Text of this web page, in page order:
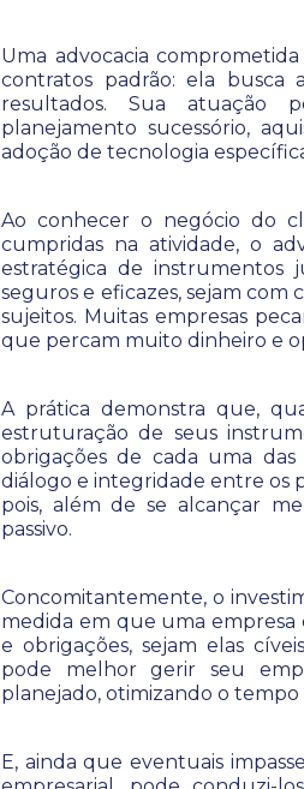
Uma advocacia
contratos padrão: ela busca
resultados. Sua atuação
planejamento sucessório,
adoção de tecnologia
Ao conhecer o negócio do
cumpridas na atividade, o
estratégica de instrumentos
seguros e eficazes, sejam
sujeitos. Muitas empresas
que percam muito dinheiro e
A prática demonstra que,
estruturação de seus
obrigações de cada uma
diálogo e integridade entre os
pois, além de se alcançar
passivo.
Concomitantemente, o
medida em que uma
e obrigações, sejam elas
pode melhor gerir seu
planejado, otimizando o tempo
E, ainda que eventuais